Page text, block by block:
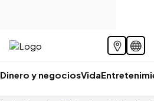
Dinero y negociosVida